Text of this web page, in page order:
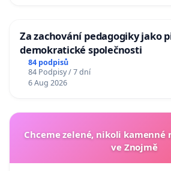
Za zachování pedagogiky jako
demokratické společnosti
84 podpisů
84 Podpisy / 7 dní
6 Aug 2026
Chceme zelené, nikoli kamenné
ve Znojmě